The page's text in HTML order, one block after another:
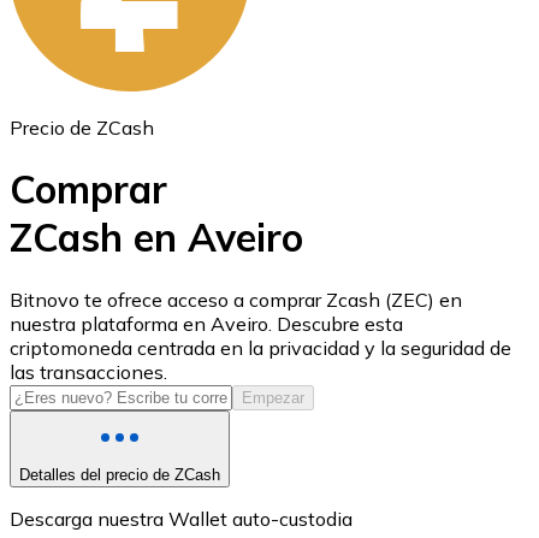
USD Coin
USDC
Precio de ZCash
Comprar
ZCash en Aveiro
Bitnovo te ofrece acceso a comprar Zcash (ZEC) en
nuestra plataforma en Aveiro. Descubre esta
criptomoneda centrada en la privacidad y la seguridad de
las transacciones.
Empezar
Detalles del precio de ZCash
Descarga nuestra Wallet auto-custodia